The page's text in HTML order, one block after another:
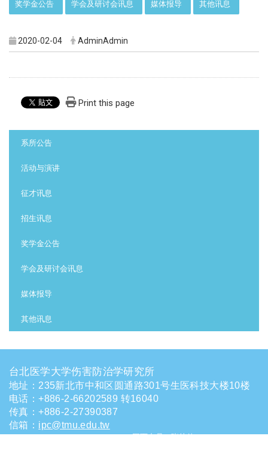
奖学金公告 学会及研讨会讯息 媒体报导 其他讯息
2020-02-04 AdminAdmin
Print this page
系所公告
活动与演讲
征才讯息
招生讯息
奖学金公告
学会及研讨会讯息
媒体报导
其他讯息
台北医学大学伤害防治学研究所
地址：235新北市中和区圆通路301号生医科技大楼10楼
电话 ：+886-2-66202589 转16040
传真：+886-2-27390387
信箱 ： ipc@tmu.edu.tw
网页专员：张幼佳yachia@tmu.edu.tw